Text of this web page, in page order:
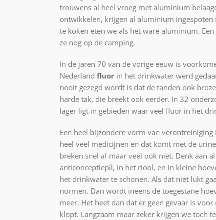
trouwens al heel vroeg met aluminium
ontwikkelen, krijgen al aluminium
te koken eten we als het ware aluminium.
ze nog op de camping.
In de jaren 70 van de vorige eeuw is
Nederland fluor in het drinkwater werd
nooit gezegd wordt is dat de tanden ook
harde tak, die breekt ook eerder. In 32
lager ligt in gebieden waar veel fluor in het
Een heel bijzondere vorm van verontreiniging
heel veel medicijnen en dat komt met de
breken snel af maar veel ook niet. Denk aan
anticonceptiepil, in het riool, en in kleine
het drinkwater te schonen. Als dat niet lukt
normen. Dan wordt ineens de toegestane
meer. Het heet dan dat er geen gevaar is
klopt. Langzaam maar zeker krijgen we toch